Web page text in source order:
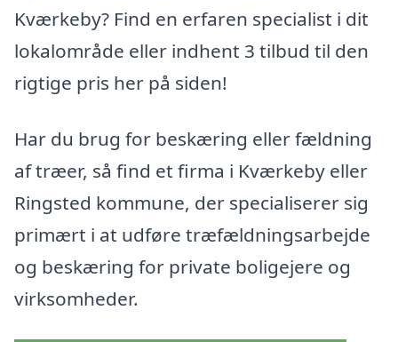
Kværkeby? Find en erfaren specialist i dit
lokalområde eller indhent 3 tilbud til den
rigtige pris her på siden!
Har du brug for beskæring eller fældning
af træer, så find et firma i Kværkeby eller
Ringsted kommune, der specialiserer sig
primært i at udføre træfældningsarbejde
og beskæring for private boligejere og
virksomheder.